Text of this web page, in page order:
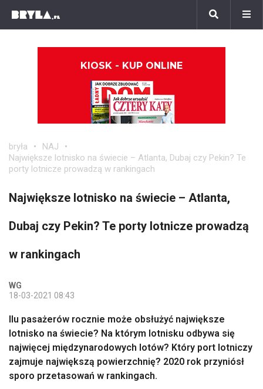
KIOSK - KUP ONLINE
bryła
NAJ
Największe lotnisko na świecie – Atlanta, Dubaj czy Pekin? Te
porty lotnicze prowadzą w rankingach
Największe lotnisko na świecie – Atlanta,
Dubaj czy Pekin? Te porty lotnicze prowadzą
w rankingach
WG
18-03-2021 08:43
Ilu pasażerów rocznie może obsłużyć największe
lotnisko na świecie? Na którym lotnisku odbywa się
najwięcej międzynarodowych lotów? Który port lotniczy
zajmuje największą powierzchnię? 2020 rok przyniósł
sporo przetasowań w rankingach.